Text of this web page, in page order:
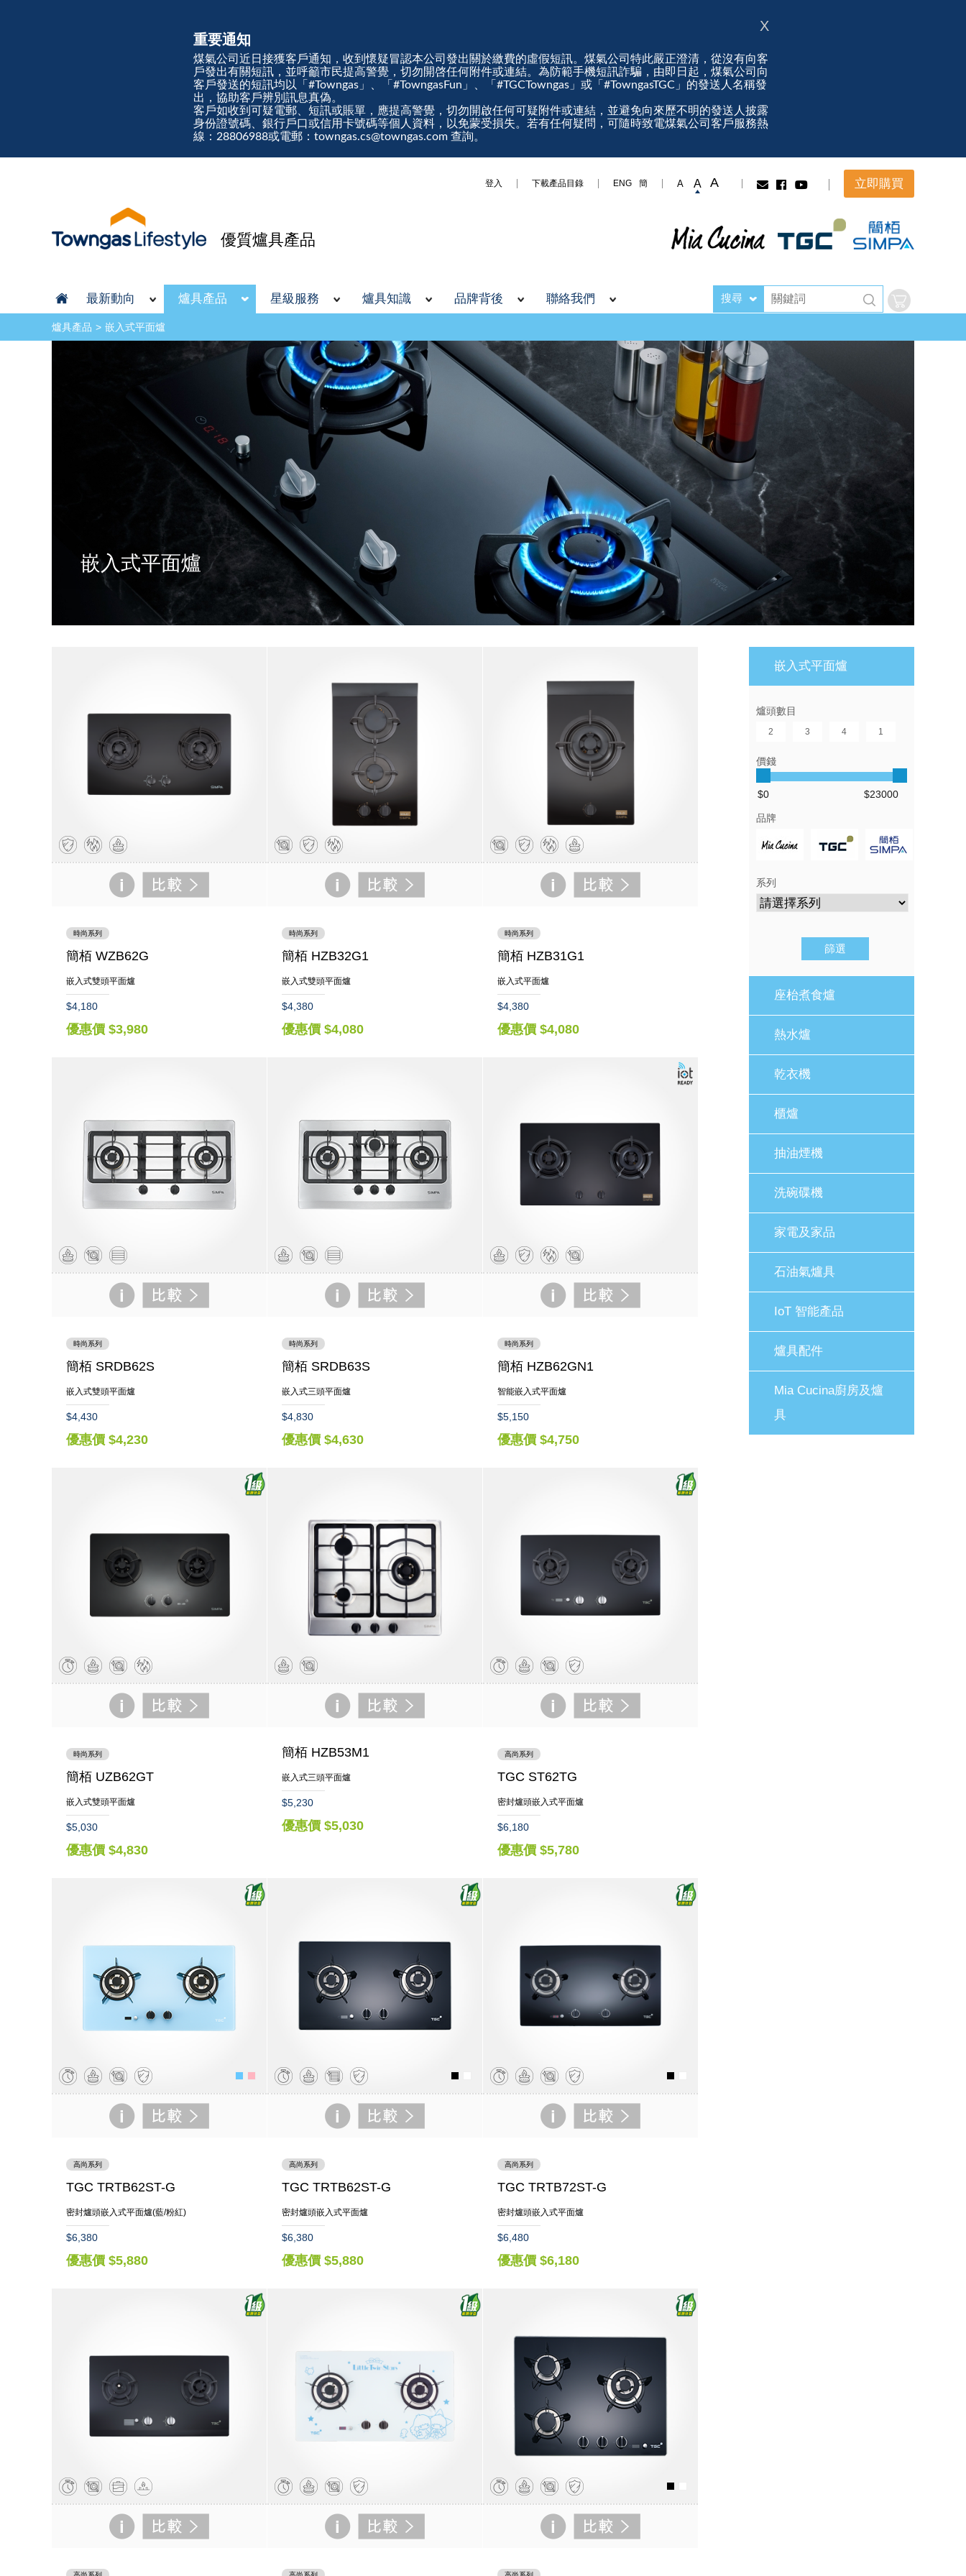
重要通知
煤氣公司近日接獲客戶通知，收到懷疑冒認本公司發出關於繳費的虛假短訊。煤氣公司特此嚴正澄清，從沒有向客
戶發出有關短訊，並呼籲市民提高警覺，切勿開啓任何附件或連結。為防範手機短訊詐騙，由即日起，煤氣公司向
客戶發送的短訊均以「#Towngas」、「#TowngasFun」、「#TGCTowngas」或「#TowngasTGC」的發送人名稱發
出，協助客戶辨別訊息真偽。
客戶如收到可疑電郵、短訊或賬單，應提高警覺，切勿開啟任何可疑附件或連結，並避免向來歷不明的發送人披露
身份證號碼、銀行戶口或信用卡號碼等個人資料，以免蒙受損失。若有任何疑問，可隨時致電煤氣公司客戶服務熱
線：28806988或電郵：towngas.cs@towngas.com 查詢。
X
登入 下載產品目錄 ENG 簡 A A A 立即購買
優質爐具產品
最新動向 爐具產品 星級服務 爐具知識 品牌背後 聯絡我們 搜尋
爐具產品 嵌入式平面爐
嵌入式平面爐
時尚系列
簡栢 WZB62G
嵌入式雙頭平面爐
$4,180
優惠價 $3,980
時尚系列
簡栢 HZB32G1
嵌入式雙頭平面爐
$4,380
優惠價 $4,080
時尚系列
簡栢 HZB31G1
嵌入式平面爐
$4,380
優惠價 $4,080
時尚系列
簡栢 SRDB62S
嵌入式雙頭平面爐
$4,430
優惠價 $4,230
時尚系列
簡栢 SRDB63S
嵌入式三頭平面爐
$4,830
優惠價 $4,630
時尚系列
簡栢 HZB62GN1
智能嵌入式平面爐
$5,150
優惠價 $4,750
時尚系列
簡栢 UZB62GT
嵌入式雙頭平面爐
$5,030
優惠價 $4,830
簡栢 HZB53M1
嵌入式三頭平面爐
$5,230
優惠價 $5,030
高尚系列
TGC ST62TG
密封爐頭嵌入式平面爐
$6,180
優惠價 $5,780
高尚系列
TGC TRTB62ST-G
密封爐頭嵌入式平面爐(藍/粉紅)
$6,380
優惠價 $5,880
高尚系列
TGC TRTB62ST-G
密封爐頭嵌入式平面爐
$6,380
優惠價 $5,880
高尚系列
TGC TRTB72ST-G
密封爐頭嵌入式平面爐
$6,480
優惠價 $6,180
嵌入式平面爐
爐頭數目
2 3 4 1
價錢
品牌
系列
座枱煮食爐
熱水爐
乾衣機
櫃爐
抽油煙機
洗碗碟機
家電及家品
石油氣爐具
IoT 智能產品
爐具配件
Mia Cucina廚房及爐
具